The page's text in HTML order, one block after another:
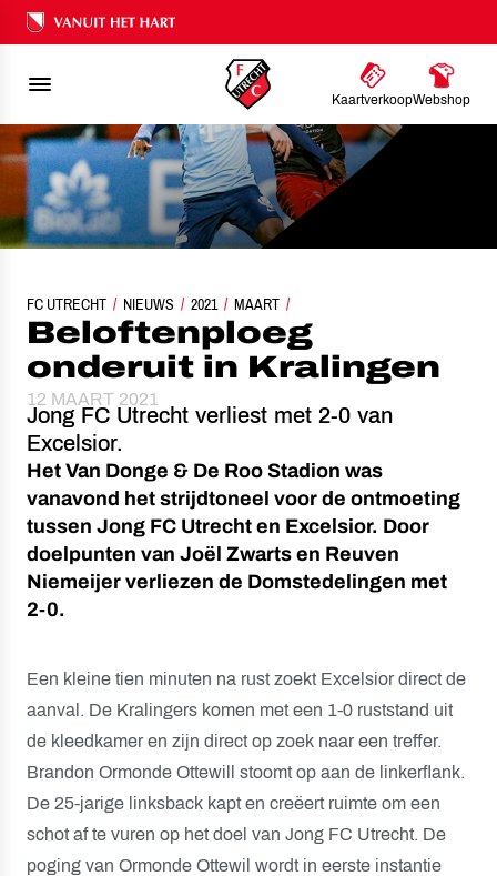
Ons nalatenschap
KaartverkoopWebshop
FC UTRECHT NIEUWS 2021 MAART
BELOFTENPLOEG ONDERUIT IN KRALINGEN
Beloftenploeg
onderuit in Kralingen
12 MAART 2021
Jong FC Utrecht verliest met 2-0 van
Excelsior.
Het Van Donge & De Roo Stadion was
vanavond het strijdtoneel voor de ontmoeting
tussen Jong FC Utrecht en Excelsior. Door
doelpunten van Joël Zwarts en Reuven
Niemeijer verliezen de Domstedelingen met
2-0.
Een kleine tien minuten na rust zoekt Excelsior direct de
aanval. De Kralingers komen met een 1-0 ruststand uit
de kleedkamer en zijn direct op zoek naar een treffer.
Brandon Ormonde Ottewill stoomt op aan de linkerflank.
De 25-jarige linksback kapt en creëert ruimte om een
schot af te vuren op het doel van Jong FC Utrecht. De
poging van Ormonde Ottewil wordt in eerste instantie